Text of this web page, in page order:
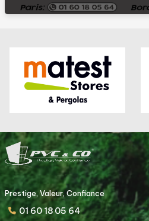
Prestige, Valeur, Confiance
01 60 18 05 64